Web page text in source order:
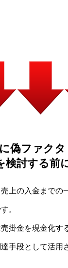
偽ファク
検討する前
上の入金までの
。
掛金を現金化す
手段として活用